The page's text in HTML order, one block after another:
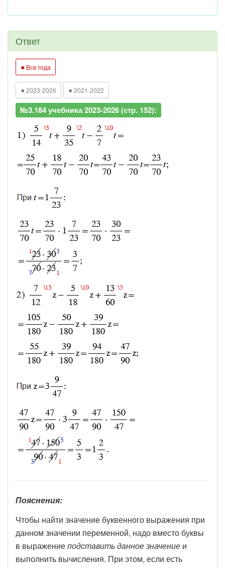
Ответ
● Все года
● 2023-2026 ● 2021-2022
№3.184 учебника 2023-2026 (стр. 152):
Пояснения:
Чтобы найти значение буквенного выражения при
данном значении переменной, надо вместо буквы
в выражениеподставить данное значение и
выполнить вычисления. При этом, если есть